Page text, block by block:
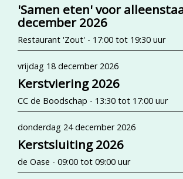
'Samen eten' voor
december 2026
Restaurant 'Zout' - 17:00 tot 19:30 uur
vrijdag 18 december 2026
Kerstviering 2026
CC de Boodschap - 13:30 tot 17:00 uur
donderdag 24 december 2026
Kerstsluiting 2026
de Oase - 09:00 tot 09:00 uur